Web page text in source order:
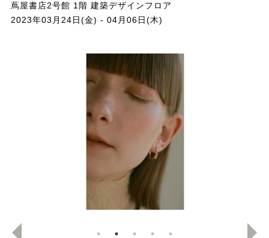
蔦屋書店2号館 1階 建築デザインフロア
2023年03月24日(金) - 04月06日(木)